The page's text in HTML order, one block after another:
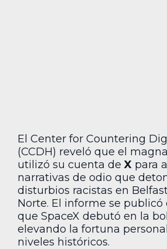
El Center for Countering
(CCDH) reveló que el
utilizó su cuenta deX para
narrativas de odio que
disturbios racistas en
Norte. El informe se
que SpaceX debutó en la
elevando la fortuna
niveles históricos.